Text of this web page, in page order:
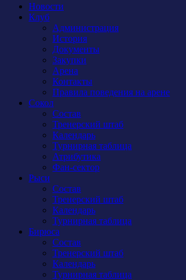
Новости
Клуб
Администрация
История
Документы
Закупки
Арена
Контакты
Правила поведения на арене
Сокол
Состав
Тренерский штаб
Календарь
Турнирная таблица
Атрибутика
Фан-сектор
Рыси
Состав
Тренерский штаб
Календарь
Турнирная таблица
Бирюса
Состав
Тренерский штаб
Календарь
Турнирная таблица